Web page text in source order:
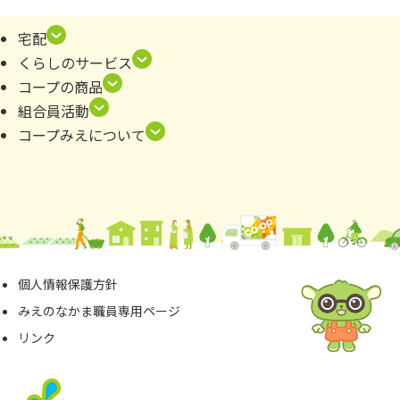
宅配
くらしのサービス
コープの商品
組合員活動
コープみえについて
個⼈情報保護⽅針
みえのなかま職員専⽤ページ
リンク